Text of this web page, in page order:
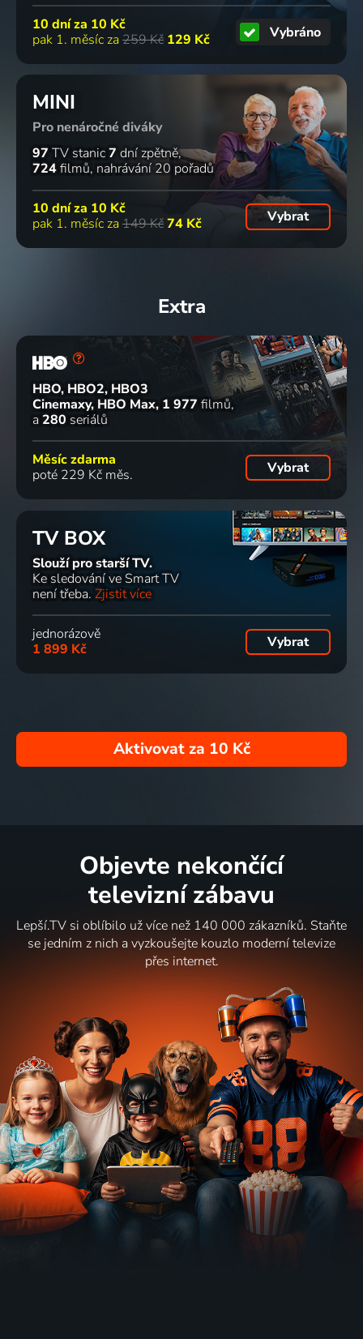
10 dní za 10 Kč
pak 1. měsíc za 259 Kč 129 Kč Vybráno
MINI
Pro nenáročné diváky
97 TV stanic7 dní zpětně
724filmů nahrávání 20 pořadů
10 dní za 10 Kč
pak 1. měsíc za 149 Kč74 Kč Vybrat
Extra
HBO, HBO2, HBO3
Cinemaxy, HBO Max 1 977 filmů
a 280 seriálů
Měsíc zdarma
poté 229 Kč měs.
Vybrat
TV BOX
Slouží pro starší TV.
Ke sledování ve Smart TV
není třeba. Zjistit více
jednorázově
1 899 Kč
Vybrat
Aktivovat za 10 Kč
Objevte nekončící
televizní zábavu
Lepší.TV si oblíbilo už více než 140 000 zákazníků. Staňte
se jedním z nich a vyzkoušejte kouzlo moderní televize
přes internet.